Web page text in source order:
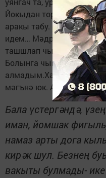
Йокыдан торуга беренче
аракы табу. Намазын да
идем… Мәдрәсә дә ерак
ташшлап чыгып китә
Болынга чыгып, иркен
алмадым.Хәер, җыеп
мәгънә юк. Айдар кышка
Бала үстергәндә,
иман, йомшак
намаз арты дога
кирәк шул. Безнең
вакыты булмады-